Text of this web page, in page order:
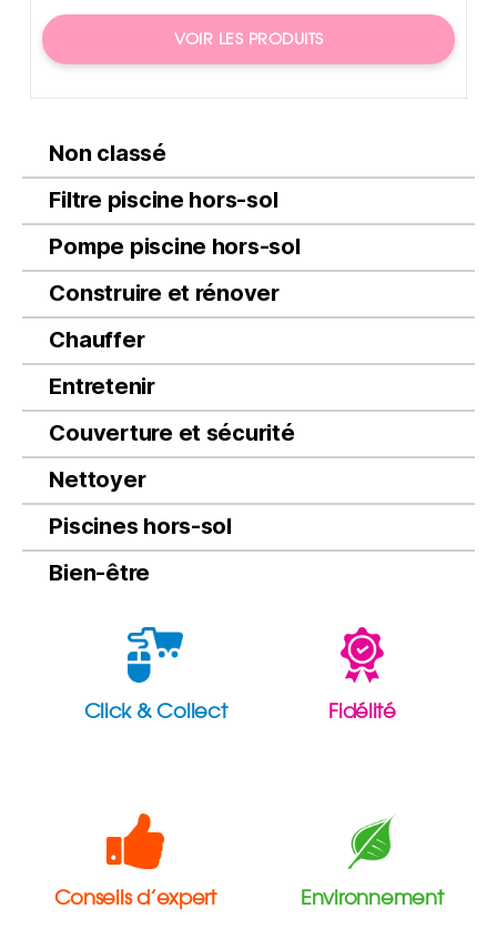
VOIR LES PRODUITS
Non classé
Filtre piscine hors-sol
Pompe piscine hors-sol
Construire et rénover
Chauffer
Entretenir
Couverture et sécurité
Nettoyer
Piscines hors-sol
Bien-être
Click & Collect
Conseils d’expert
Fidélité
Environnement